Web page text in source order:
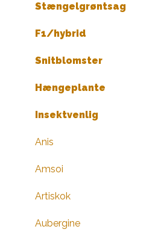
Stængelgrøntsag
F1/hybrid
Snitblomster
Hængeplante
Insektvenlig
Anis
Amsoi
Artiskok
Aubergine